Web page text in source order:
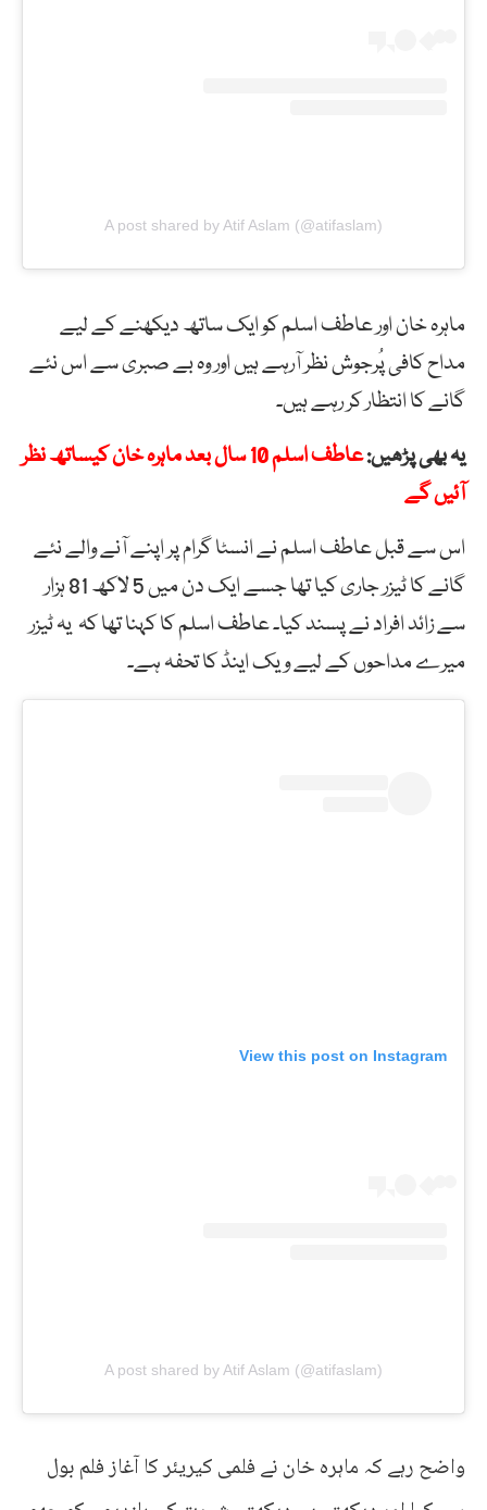
A post shared by Atif Aslam (@atifaslam)
ماہرہ خان اور عاطف اسلم کو ایک ساتھ دیکھنے کے لیے
مداح کافی پُرجوش نظر آرہے ہیں اور وہ بے صبری سے اس نئے
گانے کا انتظار کر رہے ہیں۔
یہ بھی پڑھیں:
عاطف اسلم 10 سال بعد ماہرہ خان کیساتھ نظر
آئیں گے
اس سے قبل عاطف اسلم نے انسٹا گرام پر اپنے آنے والے نئے
گانے کا ٹیزر جاری کیا تھا جسے ایک دن میں 5 لاکھ 81 ہزار
سے زائد افراد نے پسند کیا۔ عاطف اسلم کا کہنا تھا کہ یہ ٹیزر
میرے مداحوں کے لیے ویک اینڈ کا تحفہ ہے۔
View this post on Instagram
A post shared by Atif Aslam (@atifaslam)
واضح رہے کہ ماہرہ خان نے فلمی کیریئر کا آغاز فلم بول